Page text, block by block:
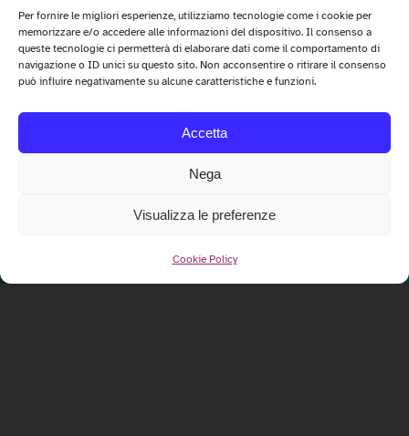
Per fornire le migliori esperienze, utilizziamo tecnologie come i cookie per
memorizzare e/o accedere alle informazioni del dispositivo. Il consenso a
queste tecnologie ci permetterà di elaborare dati come il comportamento di
navigazione o ID unici su questo sito. Non acconsentire o ritirare il consenso
può influire negativamente su alcune caratteristiche e funzioni.
Accetta
Nega
Visualizza le preferenze
Cookie Policy